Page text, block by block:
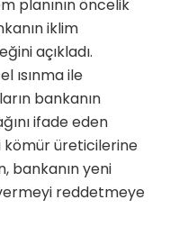
planının öncelik
iklim
açıkladı.
ısınma ile
bankanın
ifade eden
kömür üreticilerine
bankanın yeni
reddetmeye